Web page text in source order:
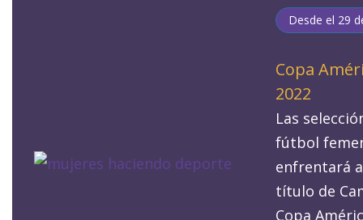
Desde el 29
Copa
2022
Las
fútbol
enfrentará
título de
Copa